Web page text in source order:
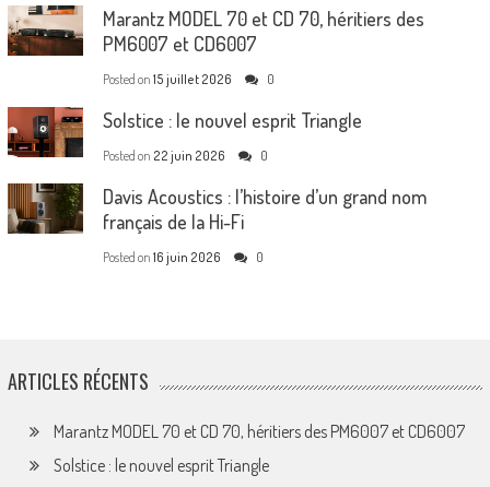
Marantz MODEL 70 et CD 70, héritiers des
PM6007 et CD6007
Posted on 15 juillet 2026 0
Solstice : le nouvel esprit Triangle
Posted on 22 juin 2026 0
Davis Acoustics : l’histoire d’un grand nom
français de la Hi-Fi
Posted on 16 juin 2026 0
ARTICLES RÉCENTS
Marantz MODEL 70 et CD 70, héritiers des PM6007 et CD6007
Solstice : le nouvel esprit Triangle